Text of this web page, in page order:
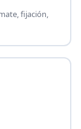
fijación,